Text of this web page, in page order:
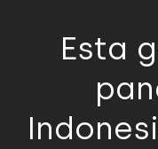
Esta